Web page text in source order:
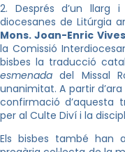
2. Després d’un llarg
diocesanes de Litúrgia
Mons. Joan-Enric Vives
la Comissió
bisbes la traducció
esmenada del Missal
unanimitat. A partir
confirmació d’aquesta
per al Culte Diví i la
Els bisbes també han